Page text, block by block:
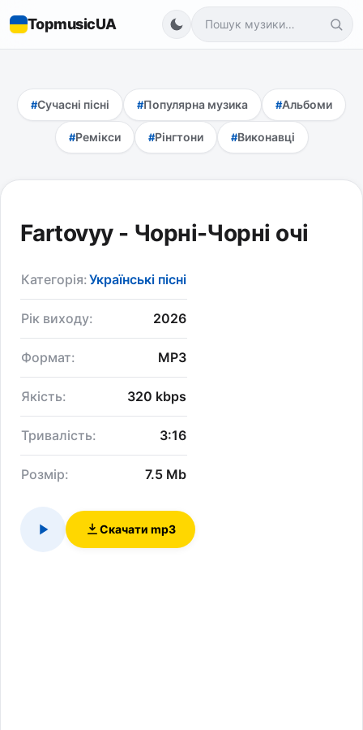
TopmusicUA
Сучасні пісні Популярна музика Альбоми
Ремікси Рінгтони Виконавці
Fartovyy - Чорні-Чорні очі
Категорія:Українські пісні
Рік виходу: 2026
Формат: MP3
Якість: 320 kbps
Тривалість: 3:16
Розмір: 7.5 Mb
Скачати mp3